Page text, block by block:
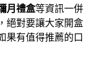
月禮盒等資訊一併
絕對要讓大家開盒
果有值得推薦的口